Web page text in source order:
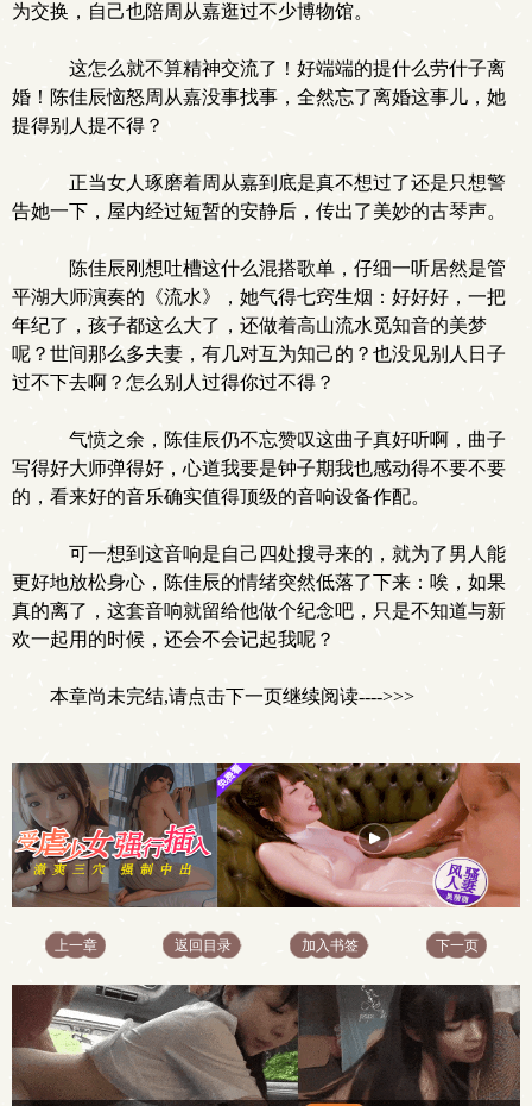
为交换，自己也陪周从嘉逛过不少博物馆。
这怎么就不算精神交流了！好端端的提什么劳什子离
婚！陈佳辰恼怒周从嘉没事找事，全然忘了离婚这事儿，她
提得别人提不得？
正当女人琢磨着周从嘉到底是真不想过了还是只想警
告她一下，屋内经过短暂的安静后，传出了美妙的古琴声。
陈佳辰刚想吐槽这什么混搭歌单，仔细一听居然是管
平湖大师演奏的《流水》，她气得七窍生烟：好好好，一把
年纪了，孩子都这么大了，还做着高山流水觅知音的美梦
呢？世间那么多夫妻，有几对互为知己的？也没见别人日子
过不下去啊？怎么别人过得你过不得？
气愤之余，陈佳辰仍不忘赞叹这曲子真好听啊，曲子
写得好大师弹得好，心道我要是钟子期我也感动得不要不要
的，看来好的音乐确实值得顶级的音响设备作配。
可一想到这音响是自己四处搜寻来的，就为了男人能
更好地放松身心，陈佳辰的情绪突然低落了下来：唉，如果
真的离了，这套音响就留给他做个纪念吧，只是不知道与新
欢一起用的时候，还会不会记起我呢？
本章尚未完结,请点击下一页继续阅读---->>>
上一章 返回目录 加入书签 下一页